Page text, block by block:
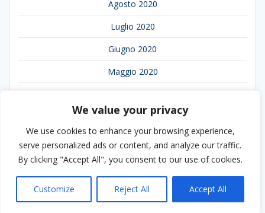
We value your privacy
We use cookies to enhance your browsing experience,
serve personalized ads or content, and analyze our traffic.
By clicking "Accept All", you consent to our use of cookies.
Customize Reject All Accept All
Agosto 2020
Luglio 2020
Giugno 2020
Maggio 2020
Marzo 2020
Febbraio 2020
Gennaio 2020